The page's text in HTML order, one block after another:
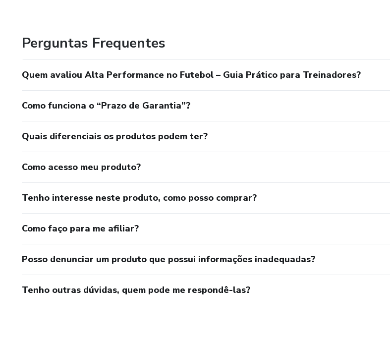
Perguntas Frequentes
Quem avaliou Alta Performance no Futebol – Guia Prático para Treinadores?
Como funciona o “Prazo de Garantia”?
Quais diferenciais os produtos podem ter?
Como acesso meu produto?
Tenho interesse neste produto, como posso comprar?
Como faço para me afiliar?
Posso denunciar um produto que possui informações inadequadas?
Tenho outras dúvidas, quem pode me respondê-las?